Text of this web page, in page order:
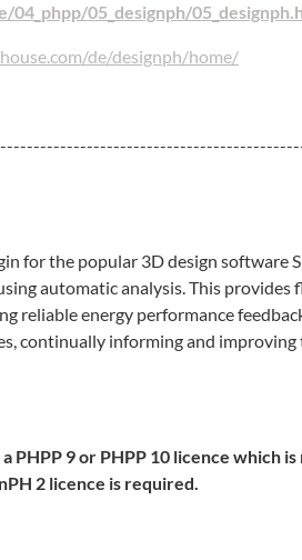
04_phpp/05_designph/
de/designph/home/
for the popular 3D design software
automatic analysis. This
reliable energy performance
continually informing and improving
a PHPP 9 or PHPP 10 licence which
2 licence is required.